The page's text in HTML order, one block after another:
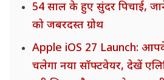
54 साल के हुए सुंदर पिचाई,
को जबरदस्त ग्रोथ
Apple iOS 27 Launch:
चलेगा नया सॉफ्टवेयर, देखें